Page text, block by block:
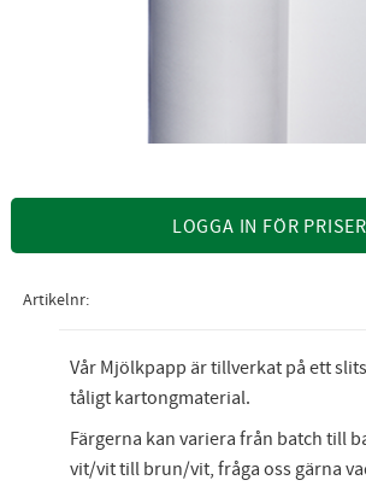
LOGGA IN FÖR PRISER
Artikelnr
Vår Mjölkpapp är tillverkat på ett
tåligt kartongmaterial.
Färgerna kan variera från batch till
vit/vit till brun/vit, fråga oss gärna